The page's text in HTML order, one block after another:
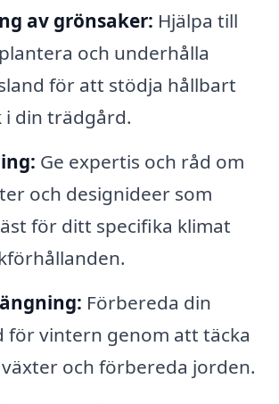
av grönsaker: Hjälpa till
och underhålla
för att stödja hållbart
din trädgård.
Ge expertis och råd om
och designideer som
för ditt specifika klimat
Förbereda din
för vintern genom att täcka
och förbereda jorden.